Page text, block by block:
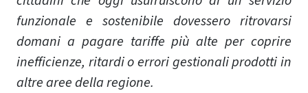
funzionale e sostenibile dovessero ritrovarsi
domani a pagare tariffe più alte per coprire
inefficienze, ritardi o errori gestionali prodotti in
altre aree della regione.